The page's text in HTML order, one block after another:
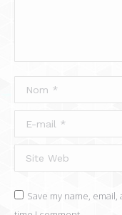
Nom *
E-mail *
Site Web
Save my name,